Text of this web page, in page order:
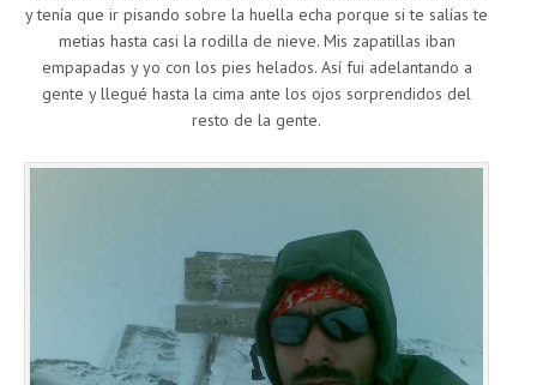
y tenía que ir pisando sobre la huella echa porque si te salías te
metias hasta casi la rodilla de nieve. Mis zapatillas iban
empapadas y yo con los pies helados. Así fui adelantando a
gente y llegué hasta la cima ante los ojos sorprendidos del
resto de la gente.